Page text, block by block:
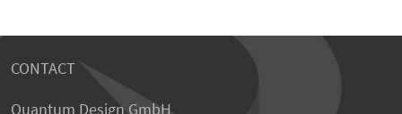
CONTACT
Quantum Design GmbH